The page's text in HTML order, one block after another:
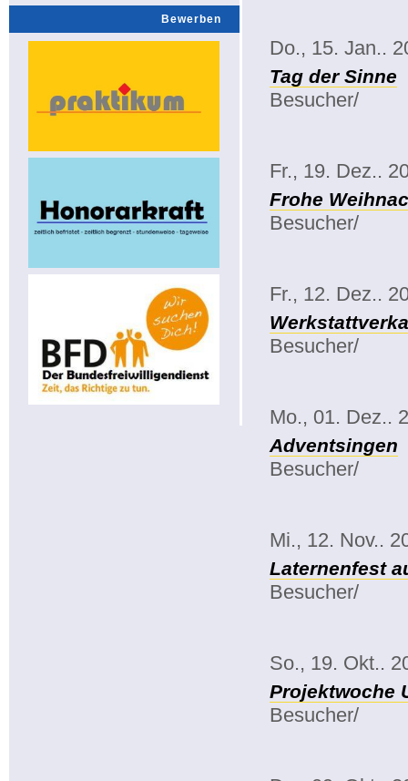
Bewerben
Do., 15. Jan..
Tag der Sinne
Besucher/
Fr., 19. Dez..
Frohe
Besucher/
Fr., 12. Dez..
Besucher/
Mo., 01. Dez..
Adventsingen
Besucher/
Mi., 12. Nov..
Laternenfest
Besucher/
So., 19. Okt..
Projektwoche
Besucher/